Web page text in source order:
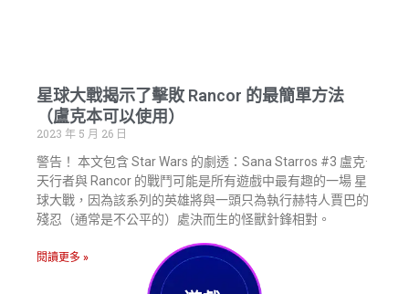
星球大戰揭示了擊敗 Rancor 的最簡單方法
（盧克本可以使用）
2023 年 5 月 26 日
警告！ 本文包含 Star Wars 的劇透：Sana Starros #3 盧克·
天行者與 Rancor 的戰鬥可能是所有遊戲中最有趣的一場 星
球大戰，因為該系列的英雄將與一頭只為執行赫特人賈巴的
殘忍（通常是不公平的）處決而生的怪獸針鋒相對。
閱讀更多 »